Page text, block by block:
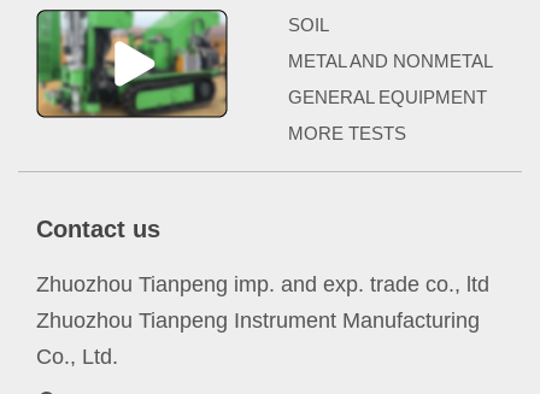
SOIL
METAL AND NONMETAL
GENERAL EQUIPMENT
MORE TESTS
Contact us
Zhuozhou Tianpeng imp. and exp. trade co., ltd
Zhuozhou Tianpeng Instrument Manufacturing
Co., Ltd.